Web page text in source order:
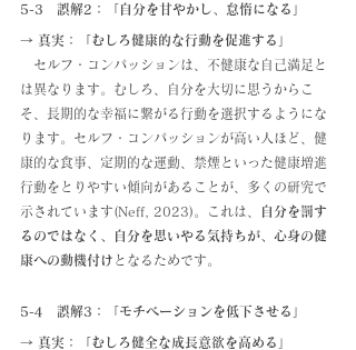
5-3　誤解2：「自分を甘やかし、怠惰になる」
→ 真実：「むしろ健康的な行動を促進する」
セルフ・コンパッションは、不健康な自己満足と
は異なります。むしろ、自分を大切に思うからこ
そ、長期的な幸福に繋がる行動を選択するようにな
ります。セルフ・コンパッションが高い人ほど、健
康的な食事、定期的な運動、禁煙といった健康増進
行動をとりやすい傾向があることが、多くの研究で
示されています(Neff, 2023)。これは、
自分を罰す
るのではなく、自分を思いやる気持ちが、心身の健
康への動機付け となるためです。
5-4　誤解3：「モチベーションを低下させる」
→ 真実：「むしろ健全な成長意欲を高める」